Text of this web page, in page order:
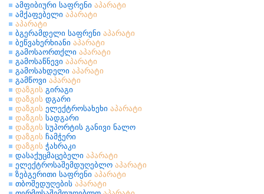
ამფიბიური საფრენი აპარატი
ამქაფებელი აპარატი
აპარატი
ბგერამდელი საფრენი აპარატი
ბეწვახერხიანი აპარატი
გამოსაორთქლი აპარატი
გამოსაწნევი აპარატი
გამოსახდელი აპარატი
გამწოვი აპარატი
დაზგის გირაგი
დაზგის დგარი
დაზგის ელექტროსახეხი აპარატი
დაზგის სადგარი
დაზგის სუპორტის განივი ნალო
დაზგის ჩამჭერი
დაზგის ჭახრაკი
დასაქუცმაცებელი აპარატი
ელექტროსაშემდუღებლო აპარატი
ზებგერითი საფრენი აპარატი
თბოშედუღების აპარატი